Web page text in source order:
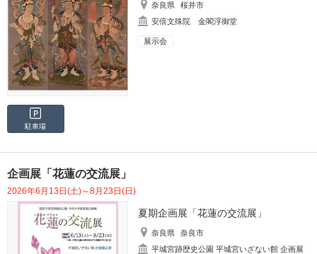
奈良県
桜井市
安倍文殊院 金閣浮御堂
展示会
駐車場
企画展「花蓮の交流展」
2026年6月13日(土)～8月23日(日)
夏期企画展「花蓮の交流展」
奈良県
奈良市
平城宮跡歴史公園 平城宮いざない館 企画展